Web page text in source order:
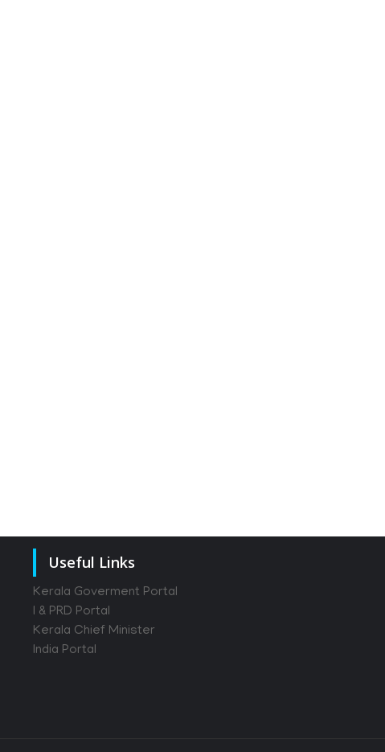
Useful Links
Kerala Goverment Portal
I & PRD Portal
Kerala Chief Minister
India Portal